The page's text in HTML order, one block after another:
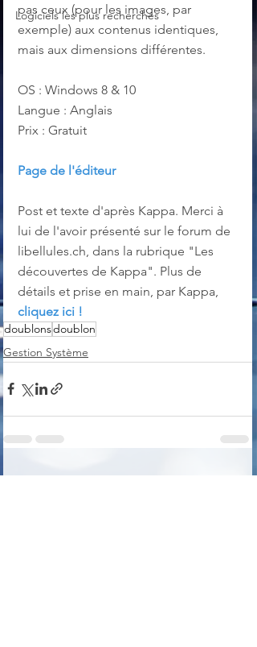
Logiciels les plus recherchés
pas ceux (pour les images, par
exemple) aux contenus identiques,
mais aux dimensions différentes.
OS : Windows 8 & 10
Langue : Anglais
Prix : Gratuit
Page de l'éditeur
Post et texte d'après Kappa. Merci à
lui de l'avoir présenté sur le forum de
libellules.ch, dans la rubrique "Les
découvertes de Kappa". Plus de
détails et prise en main, par Kappa,
cliquez ici !
doublonsdoublon
Gestion Système